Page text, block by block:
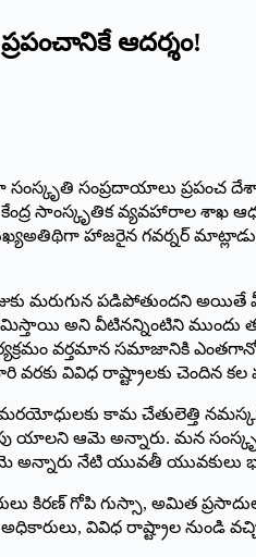
ఆదర్శం!
సంప్రదాయాలు ప్రపంచ
సాంస్కృతిక వ్యవహారాల శాఖ
హాజరైన గవర్నర్‌
మరుగున పడిపోతుందని అయితే
అని వీటినన్నింటిని
వర్తమాన సమాజానికి
వివిధ రాష్ట్రాలకు చెందిన కల
కామ చేతులెత్తి
యాలని ఆమె అన్నారు. మన
నేటి యువతీ యువకులు
కిరణ్‌ ‌గోపి గుస్సా, అమిత
వివిధ రాష్ట్రాల నుండి